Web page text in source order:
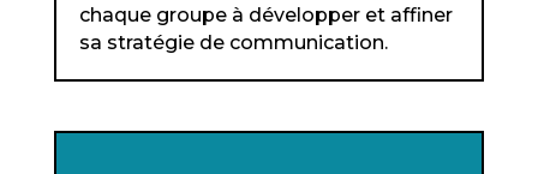
chaque groupe à développer et affiner
sa stratégie de communication.